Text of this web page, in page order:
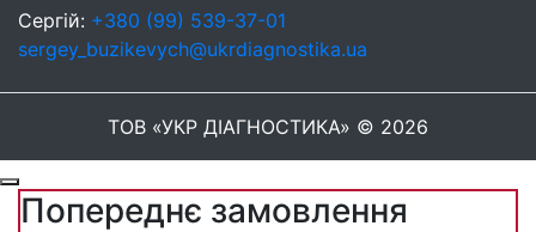
Сергій: +380 (99) 539-37-01
sergey_buzikevych@ukrdiagnostika.ua
ТОВ «УКР ДІАГНОСТИКА» © 2026
Попереднє замовлення